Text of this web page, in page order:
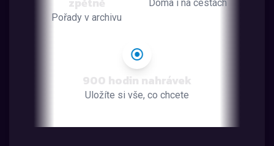
Pořady v archivu
Doma i na cestách
900 hodin nahrávek
Uložíte si vše, co chcete